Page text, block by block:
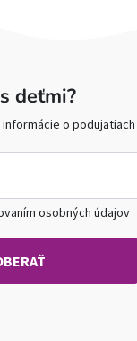
deťmi?
o podujatiach
osobných údajov